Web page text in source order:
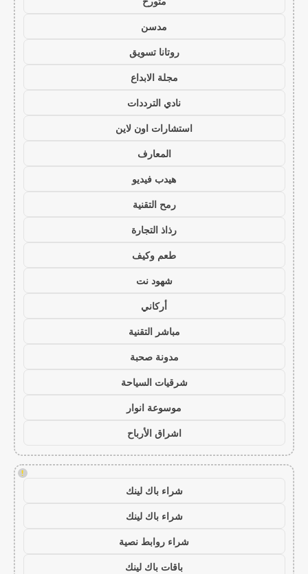
مدسن
روتانا تسويق
مجلة الابداع
نادي الترددات
استشارات اون لاين
المعارف
هيدب فيديو
رمح التقنية
رذاذ التجارة
طعم وكيف
شهود نت
أركاني
مباشر التقنية
مدونة صحبة
شرقيات السياحة
موسوعة انوار
اشراق الأرباح
!
شراء باك لينك
شراء باك لينك
شراء روابط نصية
باقات باك لينك